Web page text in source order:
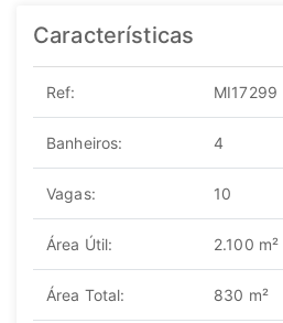
Características
Ref: MI17299
Banheiros: 4
Vagas: 10
Área Útil: 2.100 m²
Área Total: 830 m²